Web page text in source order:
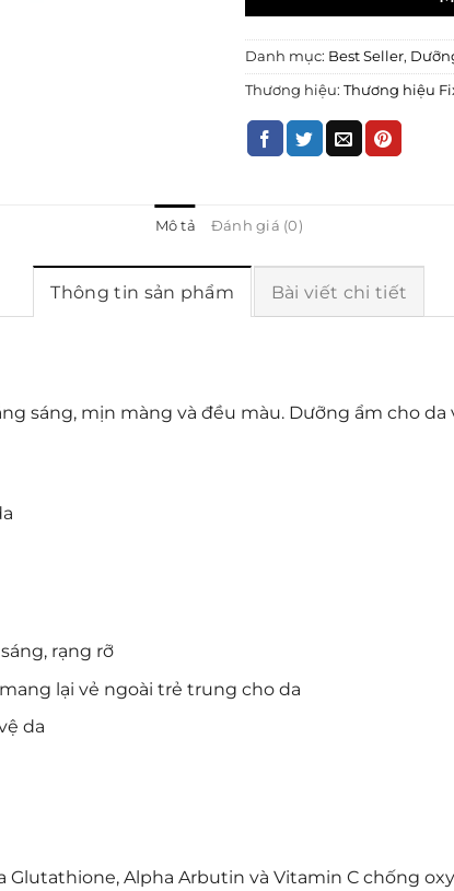
Danh mục: Best Seller,
Thương hiệu:Thương hiệu
Mô tả Đánh giá (0)
Thông tin sản phẩm Bài viết chi tiết
sáng, mịn màng và đều màu. Dưỡng ẩm cho da
rạng rỡ
lại vẻ ngoài trẻ trung cho da
da
Glutathione, Alpha Arbutin và Vitamin C chống